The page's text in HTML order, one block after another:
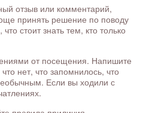
отзыв или комментарий,
принять решение по поводу
стоит знать тем, кто только
от посещения. Напишите
нет, что запомнилось, что
Если вы ходили с